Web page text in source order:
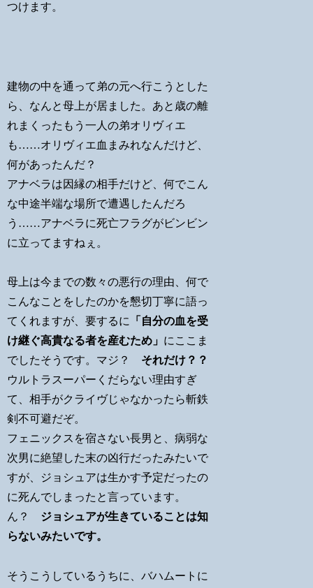
つけます。
建物の中を通って弟の元へ行こうとした
ら、なんと母上が居ました。あと歳の離
れまくったもう一人の弟オリヴィエ
も……オリヴィエ血まみれなんだけど、
何があったんだ？
アナベラは因縁の相手だけど、何でこん
な中途半端な場所で遭遇したんだろ
う……アナベラに死亡フラグがビンビン
に立ってますねぇ。
母上は今までの数々の悪行の理由、何で
こんなことをしたのかを懇切丁寧に語っ
てくれますが、要するに
「自分の血を受
け継ぐ高貴なる者を産むため」 にここま
でしたそうです。マジ？ それだけ？？
ウルトラスーパーくだらない理由すぎ
て、相手がクライヴじゃなかったら斬鉄
剣不可避だぞ。
フェニックスを宿さない長男と、病弱な
次男に絶望した末の凶行だったみたいで
すが、ジョシュアは生かす予定だったの
に死んでしまったと言っています。
ん？ ジョシュアが生きていることは知
らないみたいです。
そうこうしているうちに、バハムートに